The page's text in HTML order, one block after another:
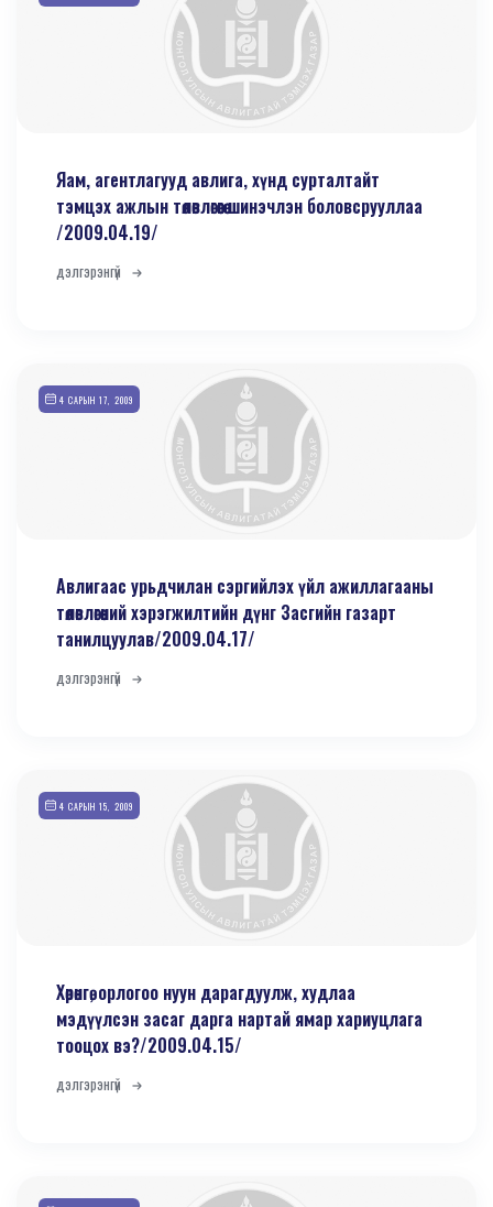
Яам, агентлагууд авлига, хүнд сурталтайт
тэмцэх ажлын төлөвлөгөөгөө шинэчлэн боловсрууллаа
/2009.04.19/
дэлгэрэнгүй
4 САРЫН 17, 2009
Авлигаас урьдчилан сэргийлэх үйл ажиллагааны
төлөвлөгөөний хэрэгжилтийн дүнг Засгийн газарт
танилцуулав/2009.04.17/
дэлгэрэнгүй
4 САРЫН 15, 2009
Хөрөнгө, орлогоо нуун дарагдуулж, худлаа
мэдүүлсэн засаг дарга нартай ямар хариуцлага
тооцох вэ?/2009.04.15/
дэлгэрэнгүй